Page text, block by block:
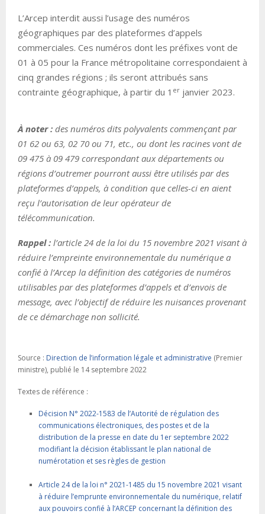
L’Arcep interdit aussi l’usage des numéros
géographiques par des plateformes d’appels
commerciales. Ces numéros dont les préfixes vont de
01 à 05 pour la France métropolitaine correspondaient à
cinq grandes régions ; ils seront attribués sans
contrainte géographique, à partir du 1 er janvier 2023.
À noter : des numéros dits polyvalents commençant par
01 62 ou 63, 02 70 ou 71, etc., ou dont les racines vont de
09 475 à 09 479 correspondant aux départements ou
régions d’outremer pourront aussi être utilisés par des
plateformes d’appels, à condition que celles-ci en aient
reçu l’autorisation de leur opérateur de
télécommunication.
Rappel : l’article 24 de la loi du 15 novembre 2021 visant à
réduire l’empreinte environnementale du numérique a
confié à l’Arcep la définition des catégories de numéros
utilisables par des plateformes d’appels et d’envois de
message, avec l’objectif de réduire les nuisances provenant
de ce démarchage non sollicité.
Source : Direction de l’information légale et administrative (Premier
ministre), publié le 14 septembre 2022
Textes de référence :
Décision N° 2022-1583 de l’Autorité de régulation des
communications électroniques, des postes et de la
distribution de la presse en date du 1er septembre 2022
modifiant la décision établissant le plan national de
numérotation et ses règles de gestion
Article 24 de la loi n° 2021-1485 du 15 novembre 2021 visant
à réduire l’emprunte environnementale du numérique, relatif
aux pouvoirs confié à l’ARCEP concernant la définition des